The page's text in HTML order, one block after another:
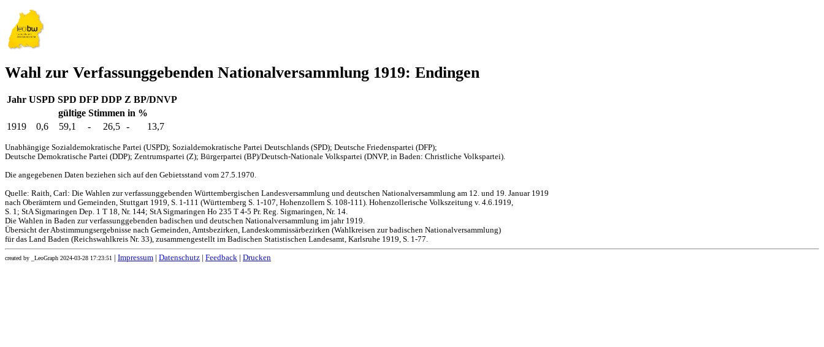
Wahl zur Verfassunggebenden Nationalversammlung 1919: Endingen
Jahr USPD SPD DFP DDP Z BP/DNVP
gültige Stimmen in %
1919
0,6 59,1 - 26,5 - 13,7
Unabhängige Sozialdemokratische Partei (USPD); Sozialdemokratische Partei Deutschlands (SPD); Deutsche Friedenspartei (DFP);
Deutsche Demokratische Partei (DDP); Zentrumspartei (Z); Bürgerpartei (BP)/Deutsch-Nationale Volkspartei (DNVP, in Baden: Christliche Volkspartei).
Die angegebenen Daten beziehen sich auf den Gebietsstand vom 27.5.1970.
Quelle: Raith, Carl: Die Wahlen zur verfassunggebenden Württembergischen Landesversammlung und deutschen Nationalversammlung am 12. und 19. Januar 1919
nach Oberämtern und Gemeinden, Stuttgart 1919, S. 1-111 (Württemberg S. 1-107, Hohenzollern S. 108-111). Hohenzollerische Volkszeitung v. 4.6.1919,
S. 1; StA Sigmaringen Dep. 1 T 18, Nr. 144; StA Sigmaringen Ho 235 T 4-5 Pr. Reg. Sigmaringen, Nr. 14.
Die Wahlen in Baden zur verfassunggebenden badischen und deutschen Nationalversammlung im jahr 1919.
Übersicht der Abstimmungsergebnisse nach Gemeinden, Amtsbezirken, Landeskommissärbezirken (Wahlkreisen zur badischen Nationalversammlung)
für das Land Baden (Reichswahlkreis Nr. 33), zusammengestellt im Badischen Statistischen Landesamt, Karlsruhe 1919, S. 1-77.
created by _LeoGraph 2024-03-28 17:23:51 Impressum Datenschutz Feedback Drucken